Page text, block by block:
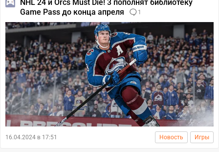
NHL 24 и Orcs Must Die! 3 пополнят библиотеку
Game Pass до конца апреля
1
16.04.2024 в 17:51 Новость Игры